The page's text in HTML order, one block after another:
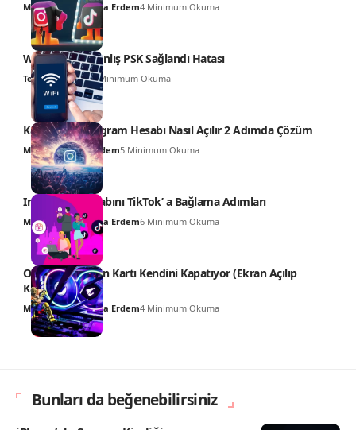
Muhammed Hamza Erdem4 Minimum Okuma
WiFi Ağ SSID Yanlış PSK Sağlandı Hatası
Teknoloji Haber9 Minimum Okuma
Kapatılan Instagram Hesabı Nasıl Açılır 2 Adımda Çözüm
Mustafa Kemal Erdem5 Minimum Okuma
Instagram Hesabını TikTok’ a Bağlama Adımları
Muhammed Hamza Erdem6 Minimum Okuma
Oyunlarda Ekran Kartı Kendini Kapatıyor (Ekran Açılıp
Kapanıyor)
Muhammed Hamza Erdem4 Minimum Okuma
Bunları da beğenebilirsiniz